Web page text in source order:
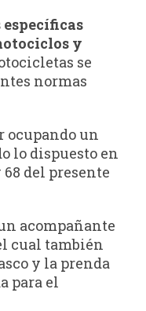
y
se
normas
ocupando un
lo dispuesto en
del presente
acompañante
cual también
y la prenda
para el